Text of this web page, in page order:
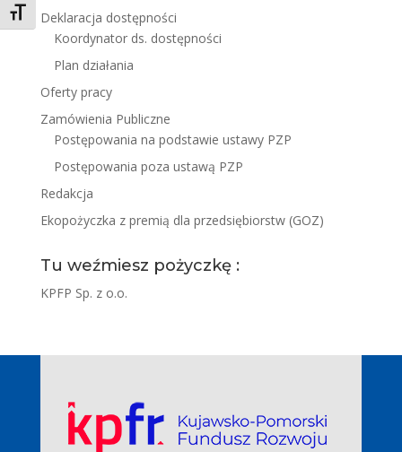
Toggle Font size
Deklaracja dostępności
Koordynator ds. dostępności
Plan działania
Oferty pracy
Zamówienia Publiczne
Postępowania na podstawie ustawy PZP
Postępowania poza ustawą PZP
Redakcja
Ekopożyczka z premią dla przedsiębiorstw (GOZ)
Tu weźmiesz pożyczkę :
KPFP Sp. z o.o.